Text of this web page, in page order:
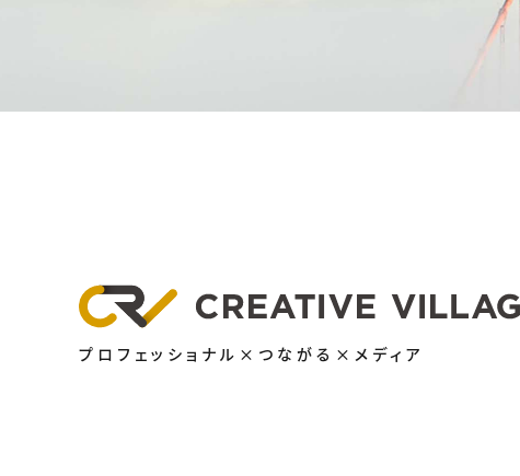
プロフェッショナル×つながる×メディア